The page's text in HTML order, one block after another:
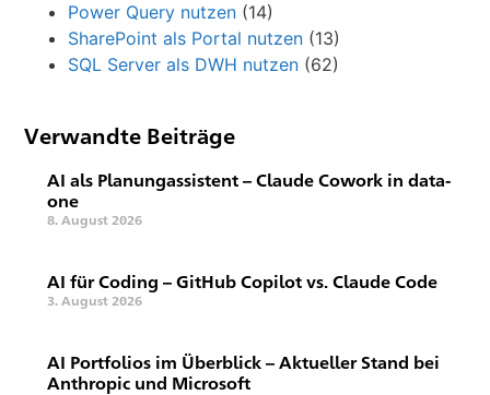
Power Query nutzen (14)
SharePoint als Portal nutzen (13)
SQL Server als DWH nutzen (62)
Verwandte Beiträge
AI als Planungassistent – Claude Cowork in data-
one
8. August 2026
AI für Coding – GitHub Copilot vs. Claude Code
3. August 2026
AI Portfolios im Überblick – Aktueller Stand bei
Anthropic und Microsoft